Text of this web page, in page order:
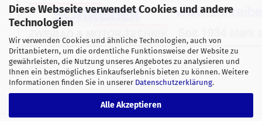
Diese Webseite verwendet Cookies und andere
Technologien
Wir verwenden Cookies und ähnliche Technologien, auch von
Drittanbietern, um die ordentliche Funktionsweise der Website zu
gewährleisten, die Nutzung unseres Angebotes zu analysieren und
Ihnen ein bestmögliches Einkaufserlebnis bieten zu können. Weitere
Informationen finden Sie in unserer Datenschutzerklärung.
Alle Akzeptieren
Alle Preise verstehen sich inklusive der gesetzlichen
Mehrwertsteuer, zzgl.Versandkostensoweit nicht anders
gekennzeichnet.